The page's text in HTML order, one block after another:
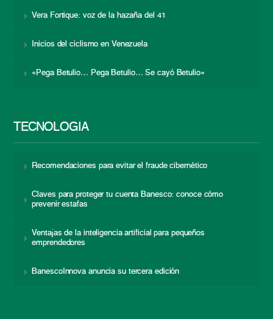
Vera Fortique: voz de la hazaña del 41
Inicios del ciclismo en Venezuela
«Pega Betulio… Pega Betulio… Se cayó Betulio»
TECNOLOGÍA
Recomendaciones para evitar el fraude cibernético
Claves para proteger tu cuenta Banesco: conoce cómo
prevenir estafas
Ventajas de la inteligencia artificial para pequeños
emprendedores
BanescoInnova anuncia su tercera edición